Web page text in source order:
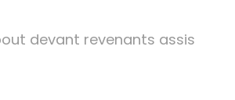
devant revenants assis